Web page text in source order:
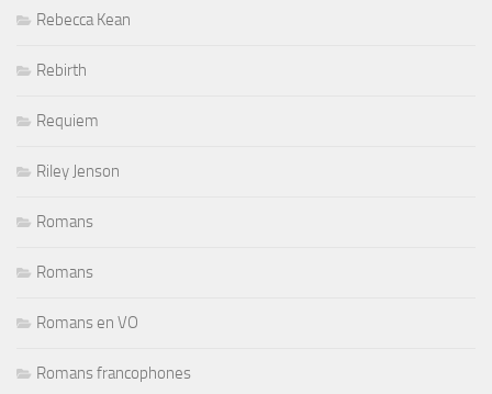
Rebecca Kean
Rebirth
Requiem
Riley Jenson
Romans
Romans
Romans en VO
Romans francophones